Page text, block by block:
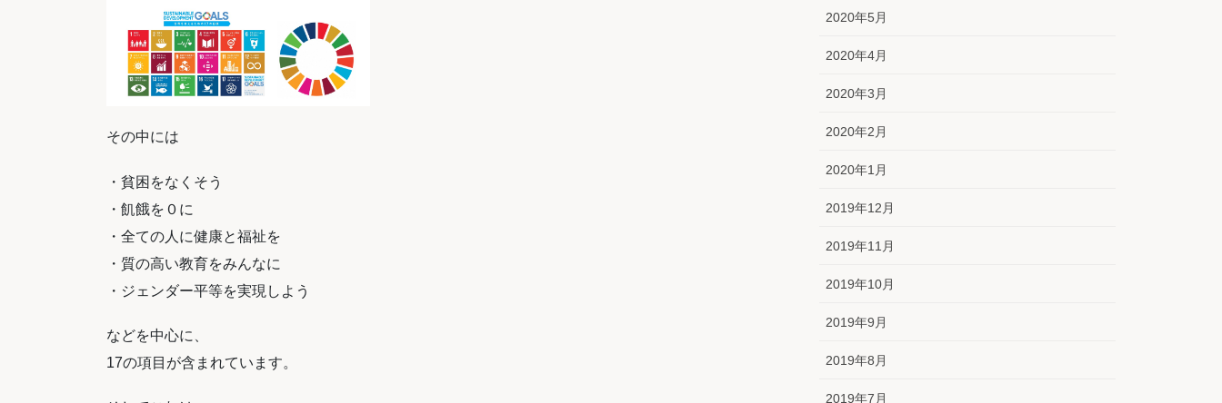
その中には
・貧困をなくそう
・飢餓を０に
・全ての人に健康と福祉を
・質の高い教育をみんなに
・ジェンダー平等を実現しよう
などを中心に、
17の項目が含まれています。
2020年5月
2020年4月
2020年3月
2020年2月
2020年1月
2019年12月
2019年11月
2019年10月
2019年9月
2019年8月
2019年7月